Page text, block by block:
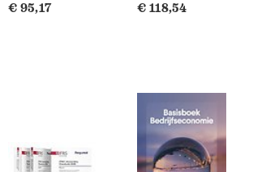
€ 95,17
€ 118,54